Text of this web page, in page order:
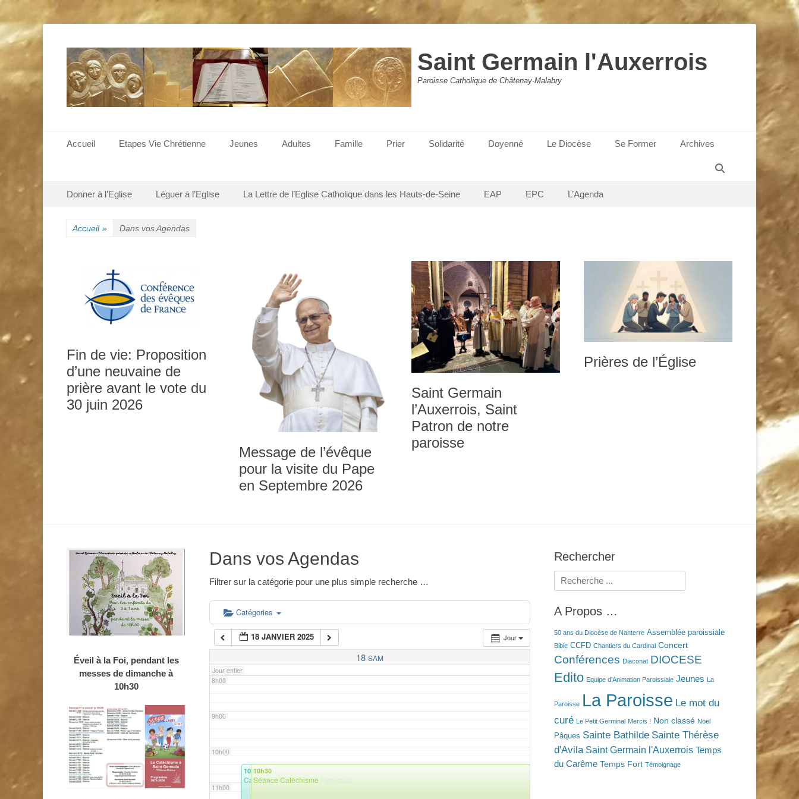
Saint Germain l'Auxerrois
Paroisse Catholique de Châtenay-Malabry
Menu principal
Accueil Etapes Vie Chrétienne Jeunes Adultes Famille Prier Solidarité Doyenné Le Diocèse Se Former
Archives
Menu secondaire
Donner à l’Eglise Léguer à l’Eglise La Lettre de l’Eglise Catholique dans les Hauts-de-Seine EAP EPC L’Agenda
Accueil » Dans vos Agendas
Fin de vie: Proposition
d’une neuvaine de
prière avant le vote du
30 juin 2026
Message de l’évêque
pour la visite du Pape
en Septembre 2026
Saint Germain
l’Auxerrois, Saint
Patron de notre
paroisse
Prières de l’Église
Dans vos Agendas
Filtrer sur la catégorie pour une plus simple recherche …
Catégories
Jour
18 JANVIER 2025
18 SAM
Jour entier
6h00
7h00
8h00
9h00
10h00
11h00
10h30
Café Parents@ Centre Paroissial
10h30
Séance Catéchisme
Rechercher
Rechercher :
A Propos …
50 ans du Diocèse de Nanterre Assemblée paroissiale
Bible CCFD Chantiers du Cardinal Concert
Conférences Diaconat DIOCESE
Edito Equipe d'Animation Paroissiale Jeunes La
Paroisse La Paroisse Le mot du
curé
Le Petit Germinal Mercis ! Non classé Noël
Pâques Sainte Bathilde Sainte Thérèse
d'Avila Saint Germain l'Auxerrois Temps
du Carême Temps Fort Témoignage
Éveil à la Foi, pendant les
messes de dimanche à
10h30